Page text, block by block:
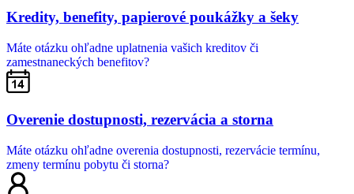
Kredity, benefity, papierové poukážky a šeky
Máte otázku ohľadne uplatnenia vašich kreditov či
zamestnaneckých benefitov?
Overenie dostupnosti, rezervácia a storna
Máte otázku ohľadne overenia dostupnosti, rezervácie termínu,
zmeny termínu pobytu či storna?